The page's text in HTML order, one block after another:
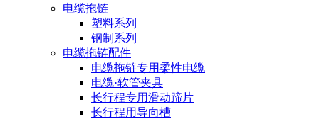
电缆拖链
塑料系列
钢制系列
电缆拖链配件
电缆拖链专用柔性电缆
电缆·软管夹具
长行程专用滑动蹄片
长行程用导向槽